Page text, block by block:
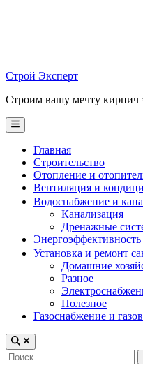
Строй Эксперт
Строим вашу мечту кирпич
Main
Menu
Главная
Строительство
Отопление и
Вентиляция и
Водоснабжение и
Канализация
Дренажные
Установка и ремонт
Домашние
Разное
Полезное
Газоснабжение и
Найти: